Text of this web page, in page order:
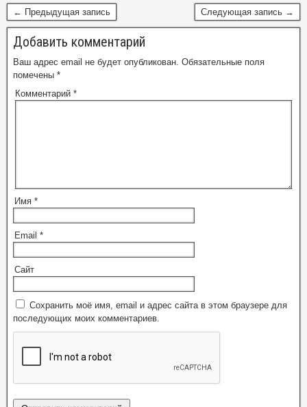
← Предыдущая запись Следующая запись →
Добавить комментарий
Ваш адрес email не будет опубликован. Обязательные поля
помечены *
Комментарий *
Имя *
Email *
Сайт
Сохранить моё имя, email и адрес сайта в этом браузере для
последующих моих комментариев.